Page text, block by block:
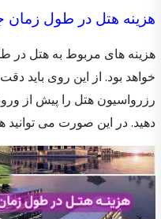
هزینه هتل در طول زمان
هزینه های مربوط به هتل در
خواهد بود. از این روی باید
رزرواسیون هتل را پیش از
دهید. در این صورت می توانید